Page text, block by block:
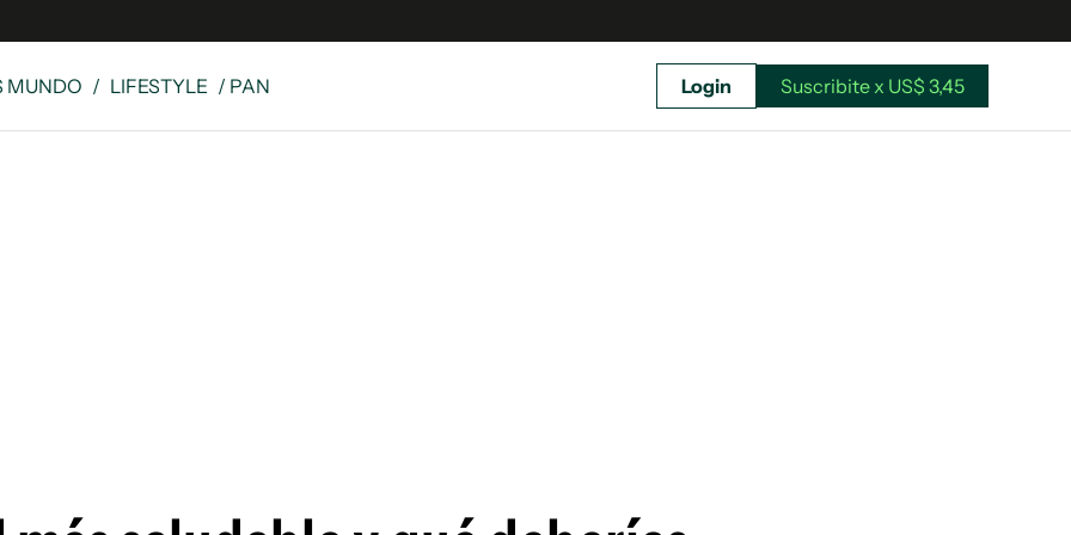
MUNDO / LIFESTYLE / PAN Login Suscribite x US$ 3,45